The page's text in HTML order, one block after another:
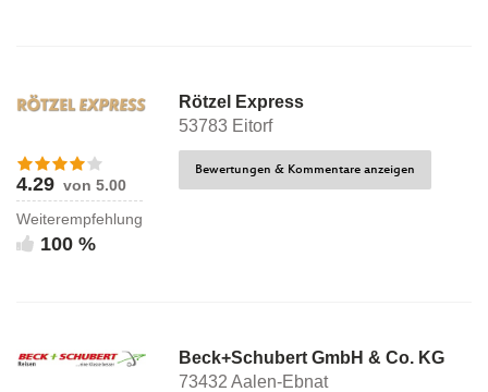
Rötzel Express
53783 Eitorf
4.29 von 5.00
Weiterempfehlung
100 %
Bewertungen & Kommentare anzeigen
Beck+Schubert GmbH & Co. KG
73432 Aalen-Ebnat